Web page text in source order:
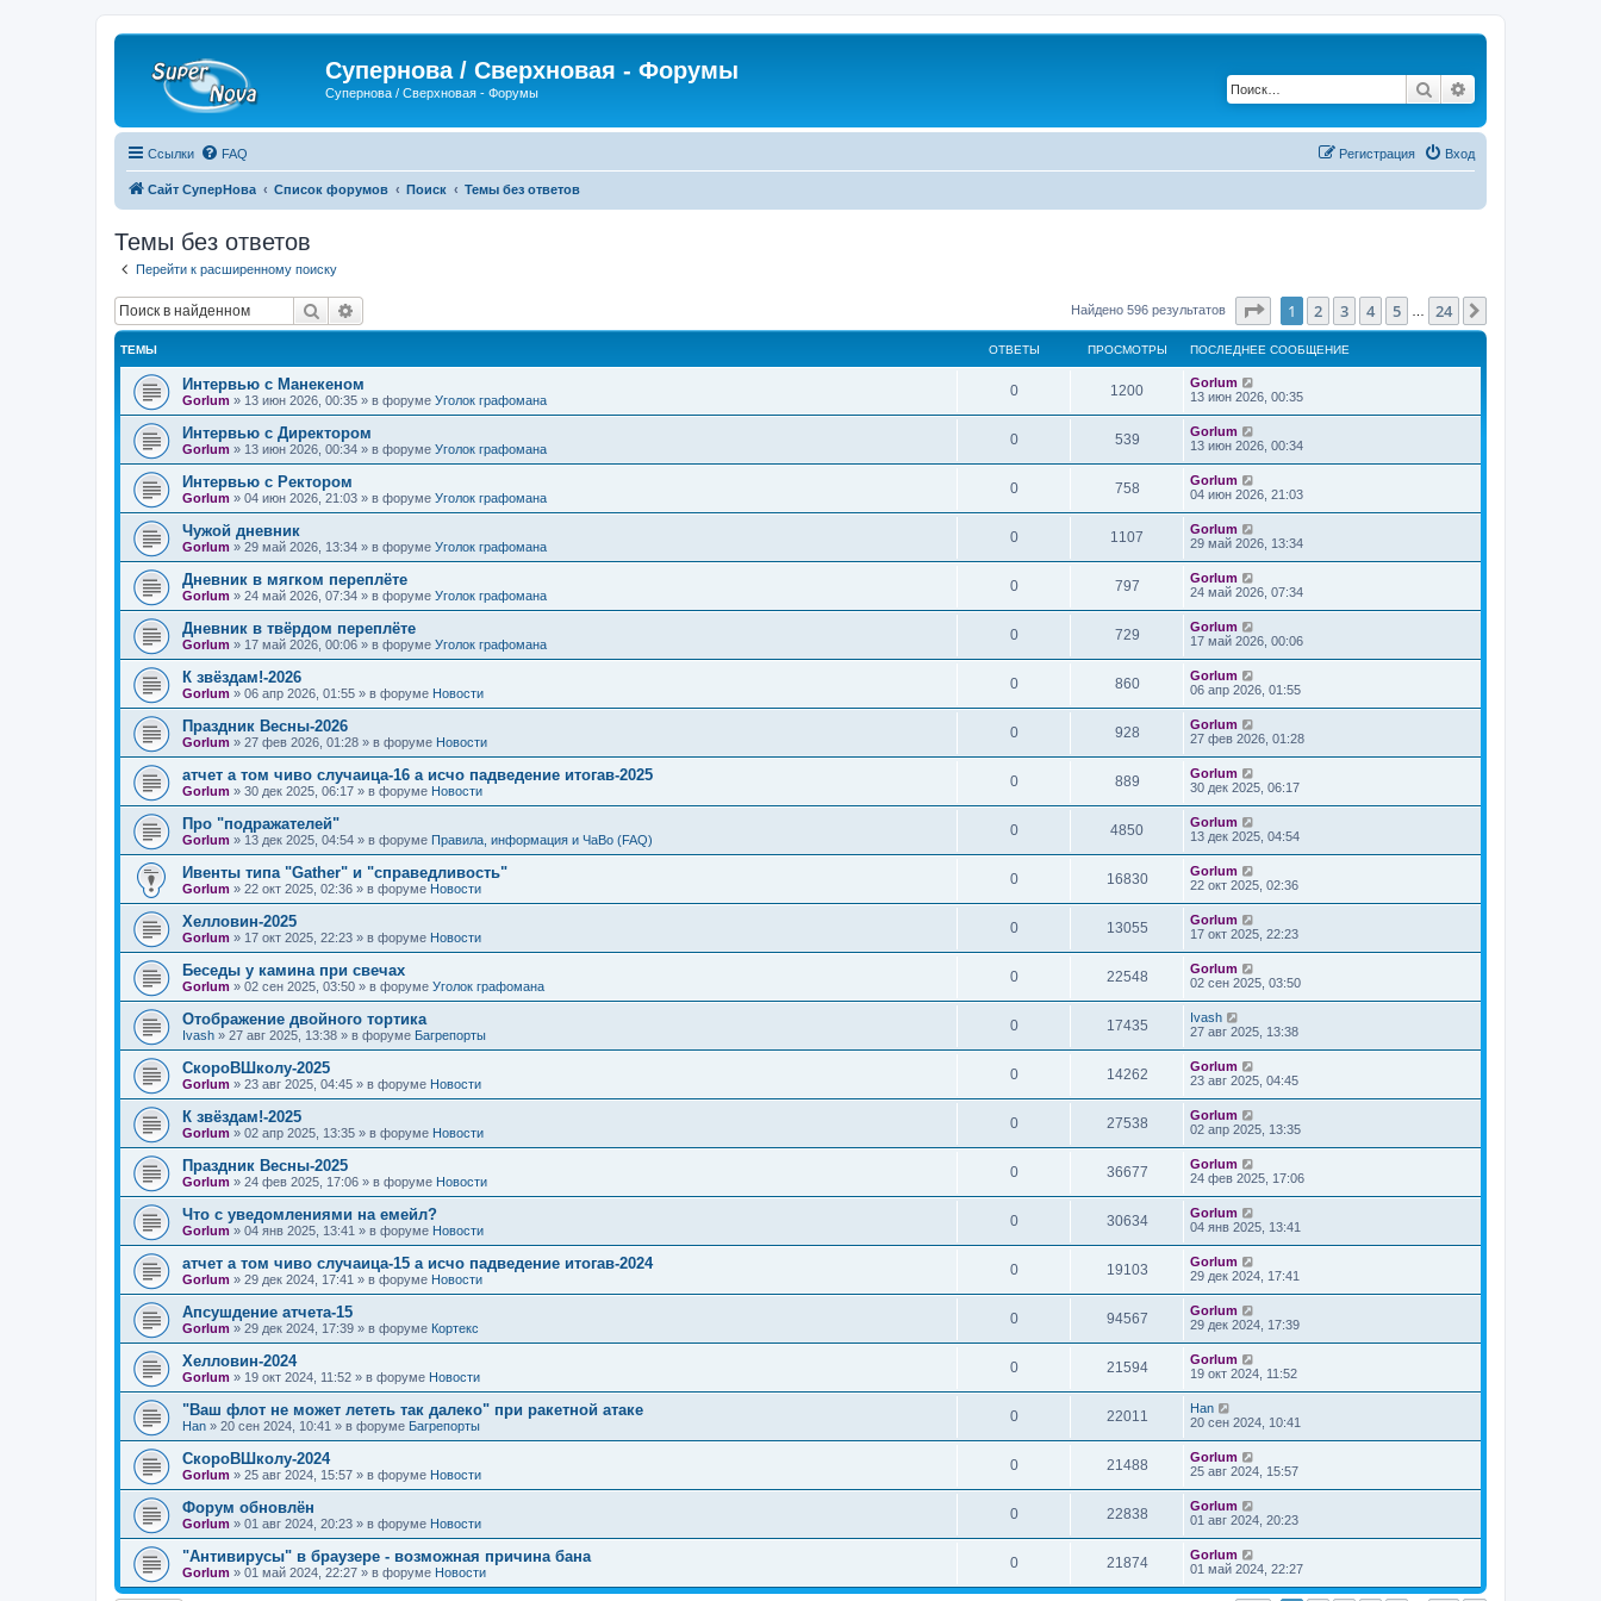
Супернова / Сверхновая - Форумы
Супернова / Сверхновая - Форумы Поиск
Ссылки FAQ Вход
Регистрация
Сайт СуперНова Список форумов Поиск Темы без ответов
Темы без ответов
Перейти к расширенному поиску
Поиск Найдено 596 результатов Страница1 из 24
1 2 3 4 5 24
ТЕМЫ ОТВЕТЫ ПРОСМОТРЫ ПОСЛЕДНЕЕ СООБЩЕНИЕ
Интервью с Манекеном
Gorlum » 13 июн 2026, 00:35 » в форуме Уголок графомана
0 1200
Gorlum
13 июн 2026, 00:35
Интервью с Директором
Gorlum » 13 июн 2026, 00:34 » в форуме Уголок графомана
0 539
Gorlum
13 июн 2026, 00:34
Интервью с Ректором
Gorlum » 04 июн 2026, 21:03 » в форуме Уголок графомана
0 758
Gorlum
04 июн 2026, 21:03
Чужой дневник
Gorlum » 29 май 2026, 13:34 » в форуме Уголок графомана
0 1107
Gorlum
29 май 2026, 13:34
Дневник в мягком переплёте
Gorlum » 24 май 2026, 07:34 » в форуме Уголок графомана
0 797
Gorlum
24 май 2026, 07:34
Дневник в твёрдом переплёте
Gorlum » 17 май 2026, 00:06 » в форуме Уголок графомана
0 729
Gorlum
17 май 2026, 00:06
К звёздам!-2026
Gorlum » 06 апр 2026, 01:55 » в форуме Новости
0 860
Gorlum
06 апр 2026, 01:55
Праздник Весны-2026
Gorlum » 27 фев 2026, 01:28 » в форуме Новости
0 928
Gorlum
27 фев 2026, 01:28
атчет а том чиво случаица-16 а исчо падведение итогав-2025
Gorlum » 30 дек 2025, 06:17 » в форуме Новости
0 889
Gorlum
30 дек 2025, 06:17
Про "подражателей"
Gorlum » 13 дек 2025, 04:54 » в форуме Правила, информация и ЧаВо (FAQ)
0 4850
Gorlum
13 дек 2025, 04:54
Ивенты типа "Gather" и "справедливость"
Gorlum » 22 окт 2025, 02:36 » в форуме Новости
0 16830
Gorlum
22 окт 2025, 02:36
Хелловин-2025
Gorlum » 17 окт 2025, 22:23 » в форуме Новости
0 13055
Gorlum
17 окт 2025, 22:23
Беседы у камина при свечах
Gorlum » 02 сен 2025, 03:50 » в форуме Уголок графомана
0 22548
Gorlum
02 сен 2025, 03:50
Отображение двойного тортика
Ivash » 27 авг 2025, 13:38 » в форуме Багрепорты
0 17435
Ivash
27 авг 2025, 13:38
СкороВШколу-2025
Gorlum » 23 авг 2025, 04:45 » в форуме Новости
0 14262
Gorlum
23 авг 2025, 04:45
К звёздам!-2025
Gorlum » 02 апр 2025, 13:35 » в форуме Новости
0 27538
Gorlum
02 апр 2025, 13:35
Праздник Весны-2025
Gorlum » 24 фев 2025, 17:06 » в форуме Новости
0 36677
Gorlum
24 фев 2025, 17:06
Что с уведомлениями на емейл?
Gorlum » 04 янв 2025, 13:41 » в форуме Новости
0 30634
Gorlum
04 янв 2025, 13:41
атчет а том чиво случаица-15 а исчо падведение итогав-2024
Gorlum » 29 дек 2024, 17:41 » в форуме Новости
0 19103
Gorlum
29 дек 2024, 17:41
Апсушдение атчета-15
Gorlum » 29 дек 2024, 17:39 » в форуме Кортекс
0 94567
Gorlum
29 дек 2024, 17:39
Хелловин-2024
Gorlum » 19 окт 2024, 11:52 » в форуме Новости
0 21594
Gorlum
19 окт 2024, 11:52
"Ваш флот не может лететь так далеко" при ракетной атаке
Han » 20 сен 2024, 10:41 » в форуме Багрепорты
0 22011
Han
20 сен 2024, 10:41
СкороВШколу-2024
Gorlum » 25 авг 2024, 15:57 » в форуме Новости
0 21488
Gorlum
25 авг 2024, 15:57
Форум обновлён
Gorlum » 01 авг 2024, 20:23 » в форуме Новости
0 22838
Gorlum
01 авг 2024, 20:23
"Антивирусы" в браузере - возможная причина бана
Gorlum » 01 май 2024, 22:27 » в форуме Новости
0 21874
Gorlum
01 май 2024, 22:27